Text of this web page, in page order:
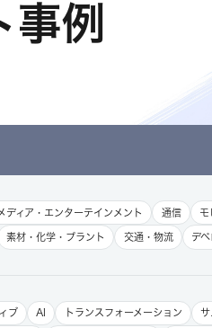
事例
ディア・エンターテインメント 通信 モ
素材・化学・プラント 交通・物流 デ
ブ AI トランスフォーメーション サ